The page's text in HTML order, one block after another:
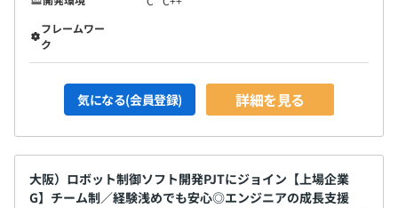
フレームワー
ク
気になる(会員登録) 詳細を見る
大阪）ロボット制御ソフト開発PJTにジョイン【上場企業
G】チーム制／経験浅めでも安心◎エンジニアの成長支援